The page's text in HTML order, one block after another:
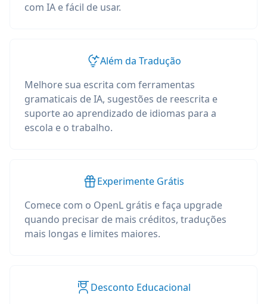
com IA e fácil de usar.
Além da Tradução
Melhore sua escrita com ferramentas
gramaticais de IA, sugestões de reescrita e
suporte ao aprendizado de idiomas para a
escola e o trabalho.
Experimente Grátis
Comece com o OpenL grátis e faça upgrade
quando precisar de mais créditos, traduções
mais longas e limites maiores.
Desconto Educacional